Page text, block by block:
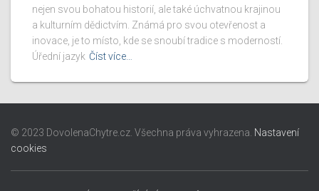
nejen svou bohatou historií, ale také úchvatnou krajinou
a kulturním dědictvím. Známá pro svou otevřenost a
inovace, je to místo, kde se snoubí tradice s moderností.
Úřední jazyk Číst více…
© 2023 DovolenaChytre.cz. Všechna práva vyhrazena. Nastavení
cookies